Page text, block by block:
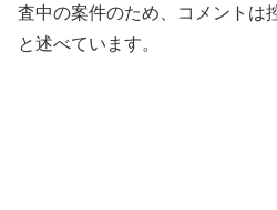
査中の案件のため、コメントは
と述べています。